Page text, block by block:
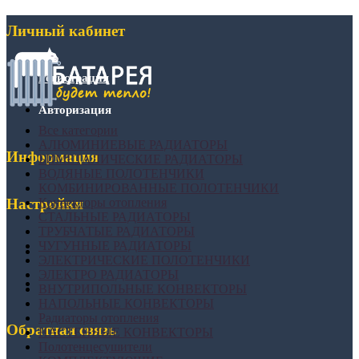
Личный кабинет
Регистрация
Авторизация
Информация
Настройки
Обратная связь
БИМЕТАЛИЧЕСКИЕ РАДИАТОРЫ
Конвекторы отопления
СТАЛЬНЫЕ РАДИАТОРЫ
НАСТЕННЫЕ КОНВЕКТОРЫ